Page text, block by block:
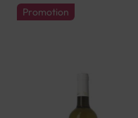
Promotion